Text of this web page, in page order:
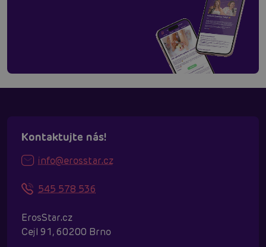
Kontaktujte nás!
info@erosstar.cz
545 578 536
ErosStar.cz
Cejl 91, 60200 Brno